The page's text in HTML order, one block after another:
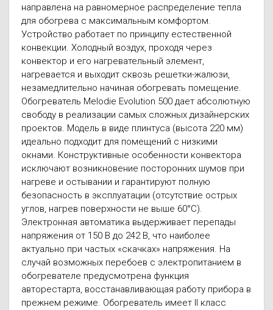
направлена на равномерное распределение тепла
для обогрева с максимальным комфортом.
Устройство работает по принципу естественной
конвекции. Холодный воздух, проходя через
конвектор и его нагревательный элемент,
нагревается и выходит сквозь решетки-жалюзи,
незамедлительно начиная обогревать помещение.
Обогреватель Melodie Evolution 500 дает абсолютную
свободу в реализации самых сложных дизайнерских
проектов. Модель в виде плинтуса (высота 220 мм)
идеально подходит для помещений с низкими
окнами. Конструктивные особенности конвектора
исключают возникновение посторонних шумов при
нагреве и остывании и гарантируют полную
безопасность в эксплуатации (отсутствие острых
углов, нагрев поверхности не выше 60°С).
Электронная автоматика выдерживает перепады
напряжения от 150 В до 242 В, что наиболее
актуально при частых «скачках» напряжения. На
случай возможных перебоев с электропитанием в
обогревателе предусмотрена функция
авторестарта, восстанавливающая работу прибора в
прежнем режиме. Обогреватель имеет II класс